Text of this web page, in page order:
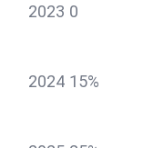
2023 0
2024 15%